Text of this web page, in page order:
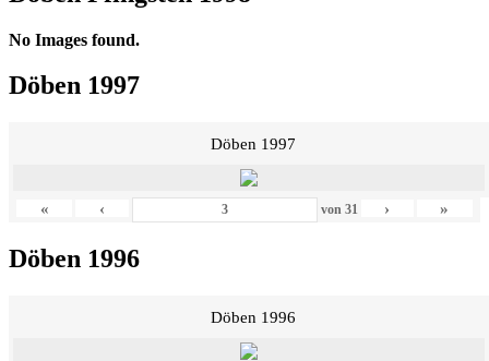
No Images found.
Döben 1997
Döben 1997
« ‹ von 31 › »
Döben 1996
Döben 1996